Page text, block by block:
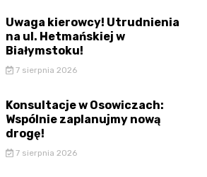
Uwaga kierowcy! Utrudnienia
na ul. Hetmańskiej w
Białymstoku!
7 sierpnia 2026
Konsultacje w Osowiczach:
Wspólnie zaplanujmy nową
drogę!
7 sierpnia 2026